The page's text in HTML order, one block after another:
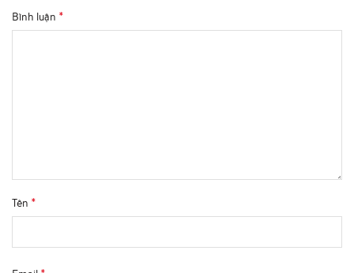
Bình luận *
Tên *